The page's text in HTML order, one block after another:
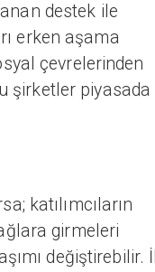
destek ile
erken aşama
çevrelerinden
şirketler piyasada
katılımcıların
girmeleri
değiştirebilir.